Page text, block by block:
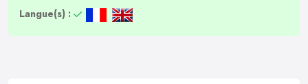
Langue(s) :